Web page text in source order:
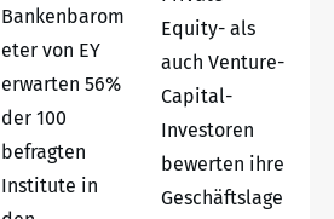
Bankenbarom
eter von EY
erwarten 56%
der 100
befragten
Institute in
Equity- als
auch Venture-
Capital-
Investoren
bewerten ihre
Geschäftslage